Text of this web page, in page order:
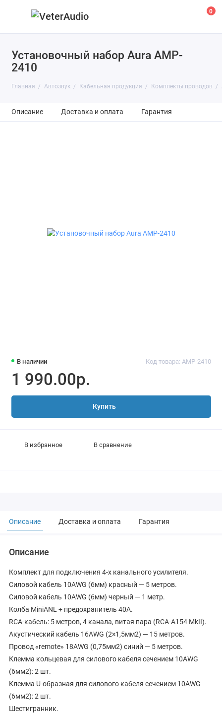
0
Установочный набор Aura AMP-
2410
Главная Автозвук Кабельная продукция Комплекты проводов
Описание Доставка и оплата Гарантия
В наличии Код товара: AMP-2410
1 990.00р.
Купить
В избранное В сравнение
Описание Доставка и оплата Гарантия
Описание
Комплект для подключения 4-х канального усилителя.
Силовой кабель 10AWG (6мм) красный — 5 метров.
Силовой кабель 10AWG (6мм) черный — 1 метр.
Колба MiniANL + предохранитель 40A.
RCA-кабель: 5 метров, 4 канала, витая пара (RCA-A154 MkII).
Акустический кабель 16AWG (2×1,5мм2) — 15 метров.
Провод «remote» 18AWG (0,75мм2) синий — 5 метров.
Клемма кольцевая для силового кабеля сечением 10AWG
(6мм2): 2 шт.
Клемма U-образная для силового кабеля сечением 10AWG
(6мм2): 2 шт.
Шестигранник.